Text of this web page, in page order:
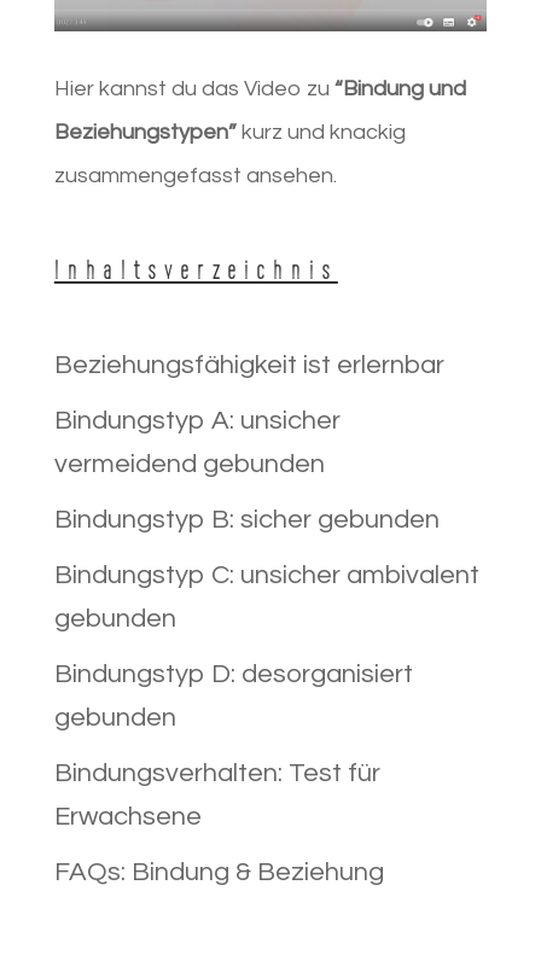
Hier kannst du das Video zu “Bindung und
Beziehungstypen”kurz und knackig
zusammengefasst ansehen.
Inhaltsverzeichnis
Beziehungsfähigkeit ist erlernbar
Bindungstyp A: unsicher
vermeidend gebunden
Bindungstyp B: sicher gebunden
Bindungstyp C: unsicher ambivalent
gebunden
Bindungstyp D: desorganisiert
gebunden
Bindungsverhalten: Test für
Erwachsene
FAQs: Bindung & Beziehung